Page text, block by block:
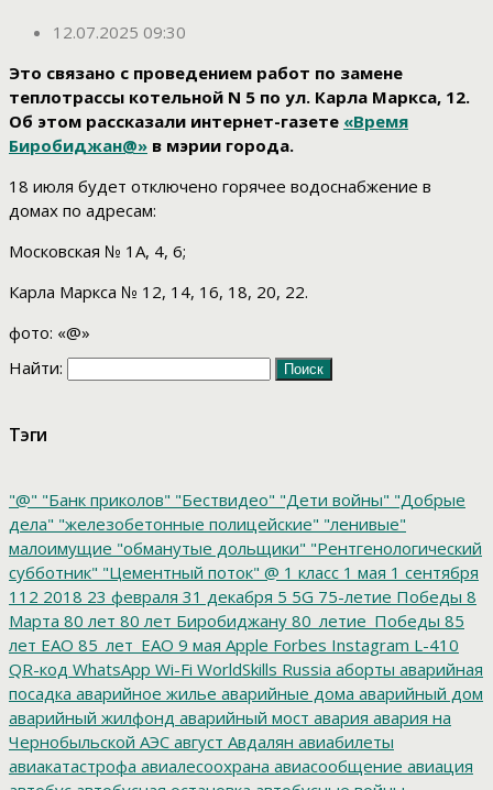
12.07.2025 09:30
Это связано с проведением работ по замене
теплотрассы котельной N 5 по ул. Карла Маркса, 12.
Об этом рассказали интернет-газете «Время
Биробиджан@» в мэрии города.
18 июля будет отключено горячее водоснабжение в
домах по адресам:
Московская № 1А, 4, 6;
Карла Маркса № 12, 14, 16, 18, 20, 22.
фото: «@»
Найти:
Тэги
"@" "Банк приколов" "Бествидео" "Дети войны" "Добрые
дела" "железобетонные полицейские" "ленивые"
малоимущие "обманутые дольщики" "Рентгенологический
субботник" "Цементный поток" @ 1 класс 1 мая 1 сентября
112 2018 23 февраля 31 декабря 5 5G 75-летие Победы 8
Марта 80 лет 80 лет Биробиджану 80_летие_Победы 85
лет ЕАО 85_лет_ЕАО 9 мая Apple Forbes Instagram L-410
QR-код WhatsApp Wi-Fi WorldSkills Russia аборты аварийная
посадка аварийное жилье аварийные дома аварийный дом
аварийный жилфонд аварийный мост авария авария на
Чернобыльской АЭС август Авдалян авиабилеты
авиакатастрофа авиалесоохрана авиасообщение авиация